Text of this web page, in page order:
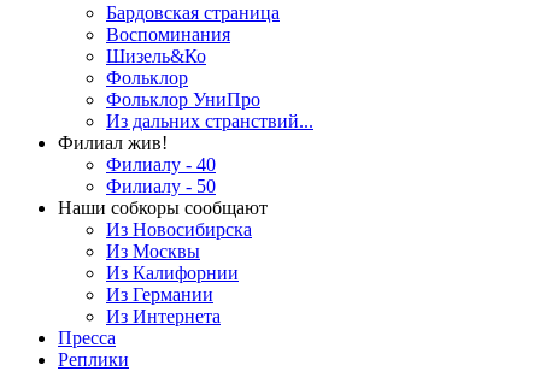
Бардовская страница
Воспоминания
Шизель&Ко
Фольклор
Фольклор УниПро
Из дальних странствий...
Филиал жив!
Филиалу - 40
Филиалу - 50
Наши собкоры сообщают
Из Новосибирска
Из Москвы
Из Калифорнии
Из Германии
Из Интернета
Пресса
Реплики